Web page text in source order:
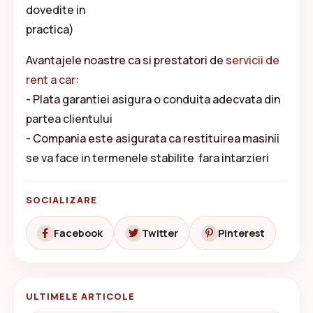
dovedite in
practica)
Avantajele noastre ca si prestatori de servicii de
rent a car:
- Plata garantiei asigura o conduita adecvata din
partea clientului
- Compania este asigurata ca restituirea masinii
se va face in termenele stabilite fara intarzieri
SOCIALIZARE
Facebook Twitter Pinterest
ULTIMELE ARTICOLE